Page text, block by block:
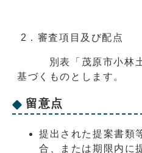
2．審査項目及び配点
別表「茂原市小林土
基づくものとします。
留意点
提出された提案書類
合、または期限内に